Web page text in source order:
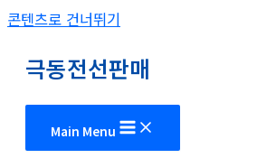
콘텐츠로 건너뛰기
극동전선판매
Main Menu